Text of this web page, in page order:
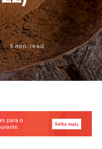
5min. read